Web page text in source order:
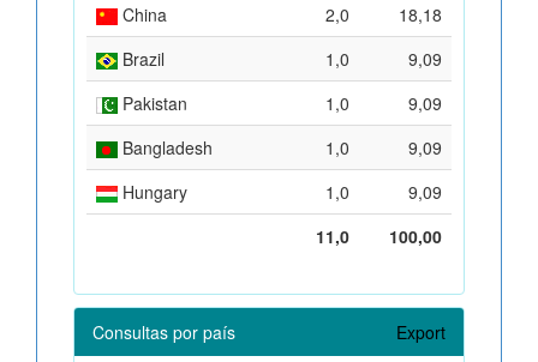
China
2,0
18,18
Brazil
1,0
9,09
Pakistan
1,0
9,09
Bangladesh
1,0
9,09
Hungary
1,0
9,09
11,0
100,00
Consultas por país Export